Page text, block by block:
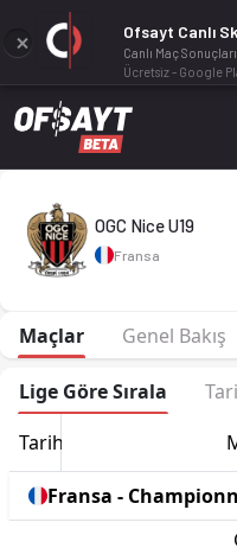
OGC Nice U19 26-27
OGC Nice U19
Fransa
Maçlar Genel Bakış
Lige Göre Sırala
Tarih
Fransa -
Ofsayt Canlı
Canlı Maç Sonuçları
Ücretsiz - Google